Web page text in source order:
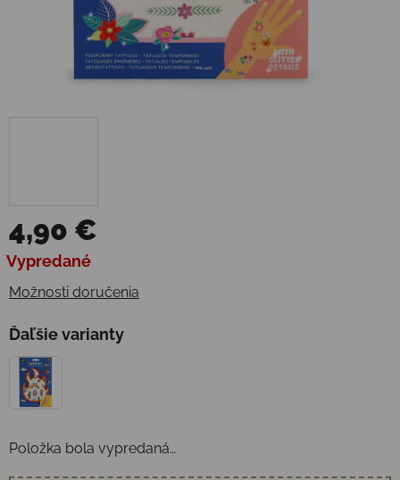
4,90 €
Jednotková cena:
Vypredané
Možnosti doručenia
Ďaľšie varianty
Položka bola vypredaná…